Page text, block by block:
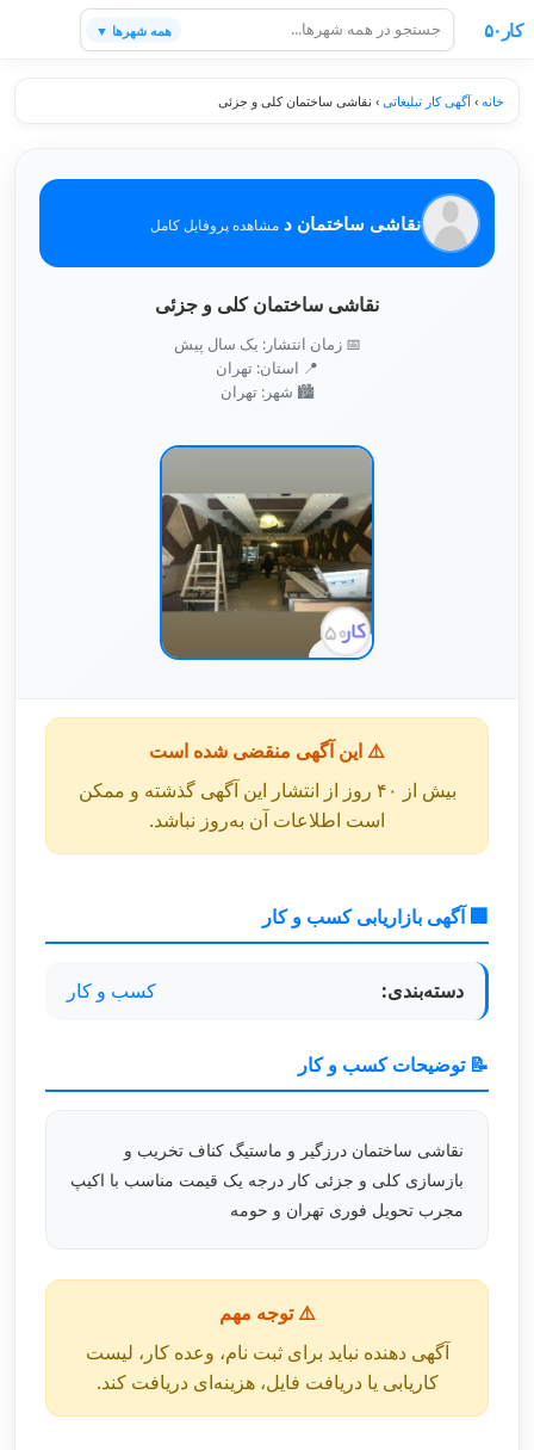
کار۵۰ همه شهرها ▼
خانه ›آگهی کار تبلیغاتی › نقاشی ساختمان کلی و جزئی
نقاشی ساختمان د مشاهده پروفایل کامل
نقاشی ساختمان کلی و جزئی
📅 زمان انتشار: یک سال پیش
📍 استان: تهران
🏙️ شهر: تهران
⚠️ این آگهی منقضی شده است
بیش از ۴۰ روز از انتشار این آگهی گذشته و ممکن
است اطلاعات آن به‌روز نباشد.
🏢 آگهی بازاریابی کسب و کار
دسته‌بندی: کسب و کار
📝 توضیحات کسب و کار
نقاشی ساختمان درزگیر و ماستیگ کناف تخریب و
بازسازی کلی و جزئی کار درجه یک قیمت مناسب با اکیپ
مجرب تحویل فوری تهران و حومه
⚠️ توجه مهم
آگهی دهنده نباید برای ثبت نام، وعده کار، لیست
کاریابی یا دریافت فایل، هزینه‌ای دریافت کند.